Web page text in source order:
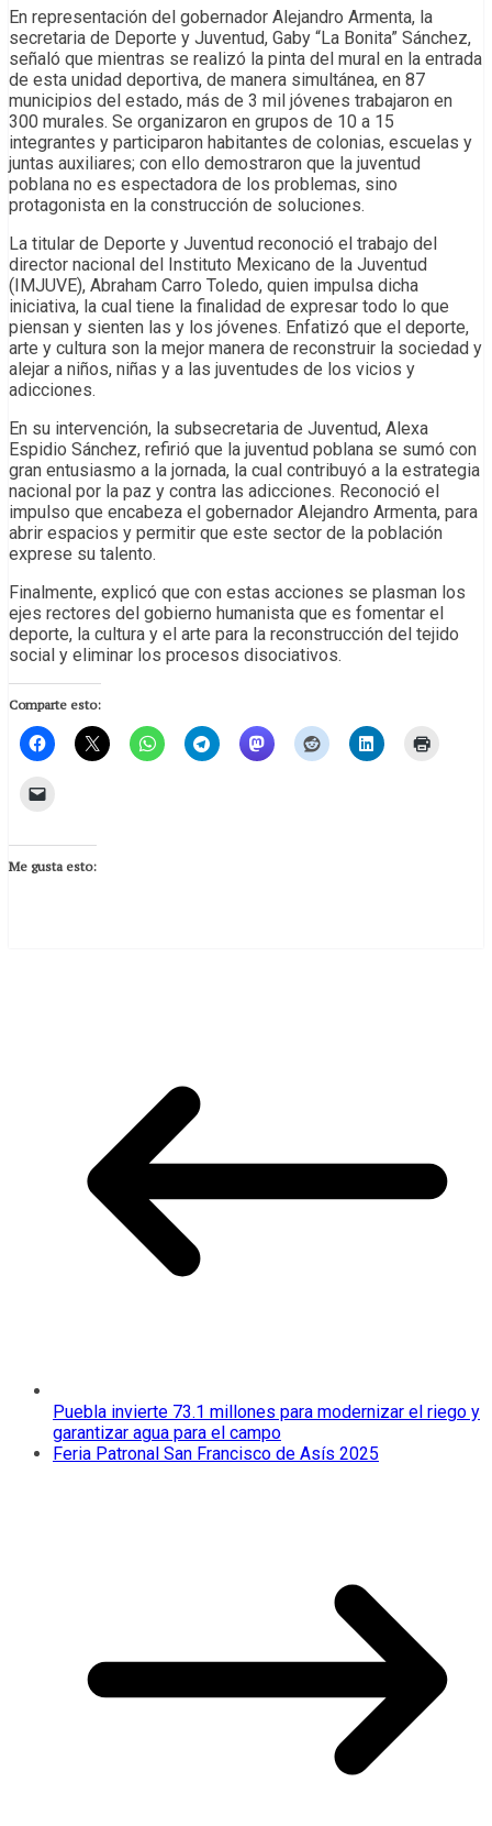
En representación del gobernador Alejandro Armenta, la
secretaria de Deporte y Juventud, Gaby “La Bonita” Sánchez,
señaló que mientras se realizó la pinta del mural en la entrada
de esta unidad deportiva, de manera simultánea, en 87
municipios del estado, más de 3 mil jóvenes trabajaron en
300 murales. Se organizaron en grupos de 10 a 15
integrantes y participaron habitantes de colonias, escuelas y
juntas auxiliares; con ello demostraron que la juventud
poblana no es espectadora de los problemas, sino
protagonista en la construcción de soluciones.
La titular de Deporte y Juventud reconoció el trabajo del
director nacional del Instituto Mexicano de la Juventud
(IMJUVE), Abraham Carro Toledo, quien impulsa dicha
iniciativa, la cual tiene la finalidad de expresar todo lo que
piensan y sienten las y los jóvenes. Enfatizó que el deporte,
arte y cultura son la mejor manera de reconstruir la sociedad y
alejar a niños, niñas y a las juventudes de los vicios y
adicciones.
En su intervención, la subsecretaria de Juventud, Alexa
Espidio Sánchez, refirió que la juventud poblana se sumó con
gran entusiasmo a la jornada, la cual contribuyó a la estrategia
nacional por la paz y contra las adicciones. Reconoció el
impulso que encabeza el gobernador Alejandro Armenta, para
abrir espacios y permitir que este sector de la población
exprese su talento.
Finalmente, explicó que con estas acciones se plasman los
ejes rectores del gobierno humanista que es fomentar el
deporte, la cultura y el arte para la reconstrucción del tejido
social y eliminar los procesos disociativos.
Comparte esto:
Me gusta esto:
Puebla invierte 73.1 millones para modernizar el riego y
garantizar agua para el campo
Feria Patronal San Francisco de Asís 2025